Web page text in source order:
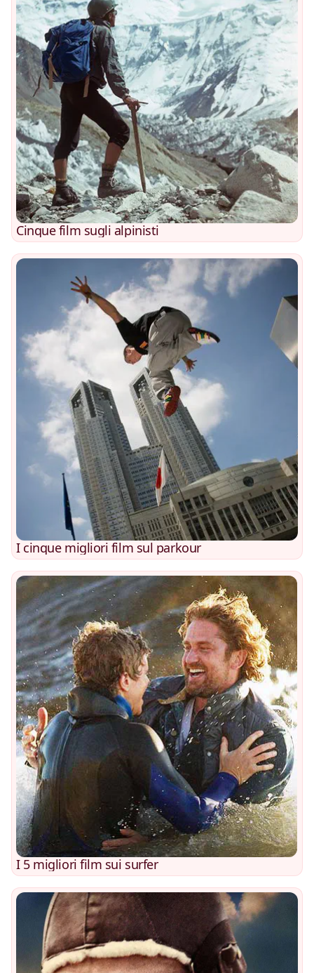
Cinque film sugli alpinisti
I cinque migliori film sul parkour
I 5 migliori film sui surfer